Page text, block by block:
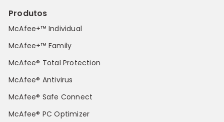
Produtos
McAfee+™ Individual
McAfee+™ Family
McAfee® Total Protection
McAfee® Antivirus
McAfee® Safe Connect
McAfee® PC Optimizer